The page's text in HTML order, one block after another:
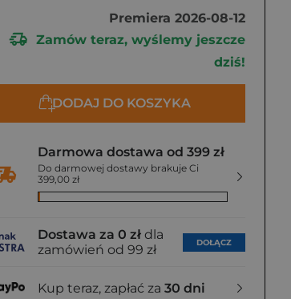
Premiera 2026-08-12
Zamów teraz, wyślemy jeszcze
dziś!
DODAJ DO KOSZYKA
Darmowa dostawa od 399 zł
Do darmowej dostawy brakuje Ci
399,00 zł
Dostawa za 0 zł dla
zamówień od 99 zł
DOŁĄCZ
Kup teraz, zapłać za 30 dni